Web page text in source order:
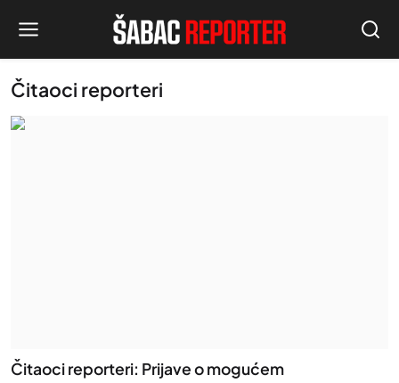
Čitaoci reporteri
Čitaoci reporteri: Prijave o mogućem